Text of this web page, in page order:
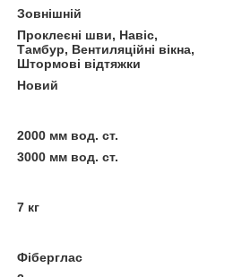
Зовнішній
Проклеєні шви, Навіс,
Тамбур, Вентиляційні вікна,
Штормові відтяжки
Новий
2000 мм вод. ст.
3000 мм вод. ст.
7 кг
Фіберглас